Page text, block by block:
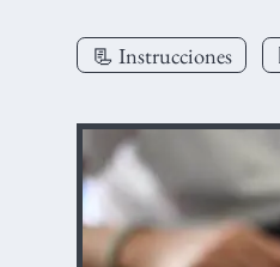
📃 Instrucciones